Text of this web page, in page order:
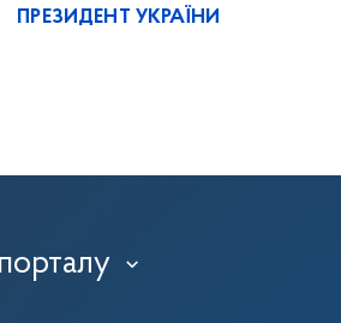
ПРЕЗИДЕНТ УКРАЇНИ
›